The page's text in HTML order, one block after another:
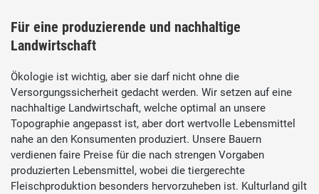
Für eine produzierende und nachhaltige
Landwirtschaft
Ökologie ist wichtig, aber sie darf nicht ohne die
Versorgungssicherheit gedacht werden. Wir setzen auf eine
nachhaltige Landwirtschaft, welche optimal an unsere
Topographie angepasst ist, aber dort wertvolle Lebensmittel
nahe an den Konsumenten produziert. Unsere Bauern
verdienen faire Preise für die nach strengen Vorgaben
produzierten Lebensmittel, wobei die tiergerechte
Fleischproduktion besonders hervorzuheben ist. Kulturland gilt